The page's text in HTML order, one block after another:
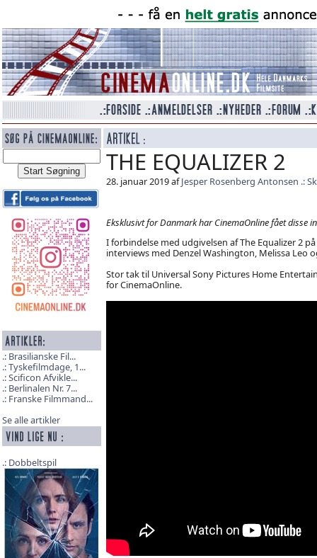
Brasilianske Fil...
Tyskefilmdage, 1...
Scificon Afvikle...
Berlinalen Nr. 7...
Franske Filmmand...
Se alle artikler
Dobbeltspil
THE EQUALIZER 2
28. januar 2019 afJesper Rosenberg Antonsen
Eksklusivt for Danmark har CinemaOnline fået disse
I forbindelse med udgivelsen af The Equalizer 2
interviews med Denzel Washington, Melissa Leo
Stor tak til Universal Sony Pictures Home
for CinemaOnline.